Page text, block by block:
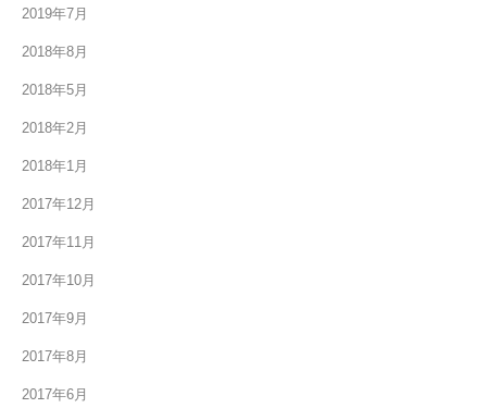
2019年7月
2018年8月
2018年5月
2018年2月
2018年1月
2017年12月
2017年11月
2017年10月
2017年9月
2017年8月
2017年6月